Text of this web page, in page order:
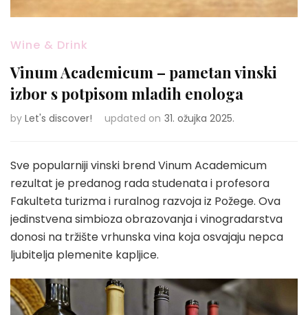
Wine & Drink
Vinum Academicum – pametan vinski
izbor s potpisom mladih enologa
by Let's discover! updated on 31. ožujka 2025.
Sve popularniji vinski brend Vinum Academicum
rezultat je predanog rada studenata i profesora
Fakulteta turizma i ruralnog razvoja iz Požege. Ova
jedinstvena simbioza obrazovanja i vinogradarstva
donosi na tržište vrhunska vina koja osvajaju nepca
ljubitelja plemenite kapljice.​